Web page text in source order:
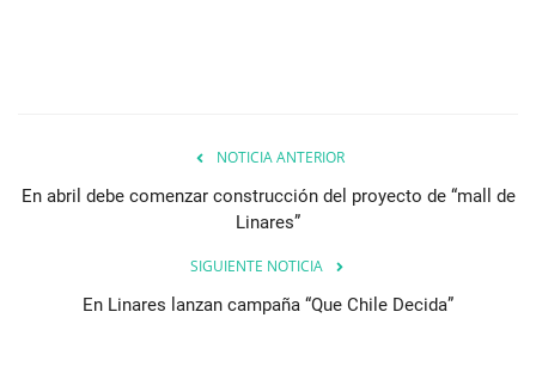
NOTICIA ANTERIOR
En abril debe comenzar construcción del proyecto de “mall de
Linares”
SIGUIENTE NOTICIA
En Linares lanzan campaña “Que Chile Decida”